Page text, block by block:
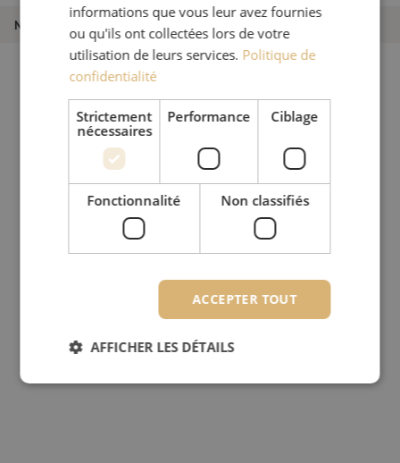
Numéro d'article M20000011
informations que vous leur avez fournies
ou qu'ils ont collectées lors de votre
utilisation de leurs services. Politique de
confidentialité
Strictement
nécessaires
Performance Ciblage
Fonctionnalité Non classifiés
ACCEPTER TOUT
AFFICHER LES DÉTAILS